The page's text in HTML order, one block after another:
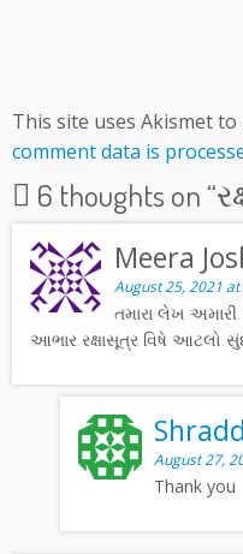
This site uses Akismet to
comment data is
6 thoughts on “
Meera
August 25, 2021 at
તમારા લેખ
આભાર રક્ષાસૂત્ર વિષે આટલો
August 27,
Thank you